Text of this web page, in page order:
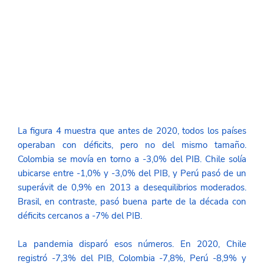
La figura 4 muestra que antes de 2020, todos los países
operaban con déficits, pero no del mismo tamaño.
Colombia se movía en torno a -3,0% del PIB. Chile solía
ubicarse entre -1,0% y -3,0% del PIB, y Perú pasó de un
superávit de 0,9% en 2013 a desequilibrios moderados.
Brasil, en contraste, pasó buena parte de la década con
déficits cercanos a -7% del PIB.
La pandemia disparó esos números. En 2020, Chile
registró -7,3% del PIB, Colombia -7,8%, Perú -8,9% y